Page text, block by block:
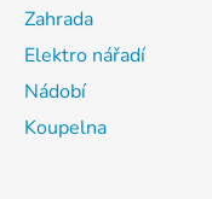
Zahrada
Elektro nářadí
Nádobí
Koupelna